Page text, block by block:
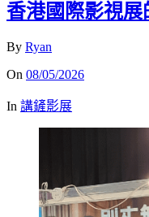
香港國際影視展
By Ryan
On 08/05/2026
In 講鏟影展